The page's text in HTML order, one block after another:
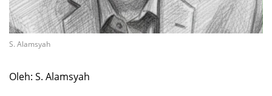
S. Alamsyah
Oleh: S. Alamsyah